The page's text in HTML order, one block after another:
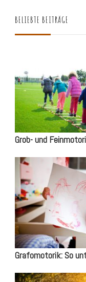
BELIEBTE BEITRÄGE
Grob- und
Grafomotorik: So